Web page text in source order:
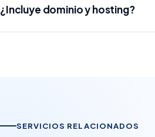
¿Incluye dominio y hosting?
SERVICIOS RELACIONADOS